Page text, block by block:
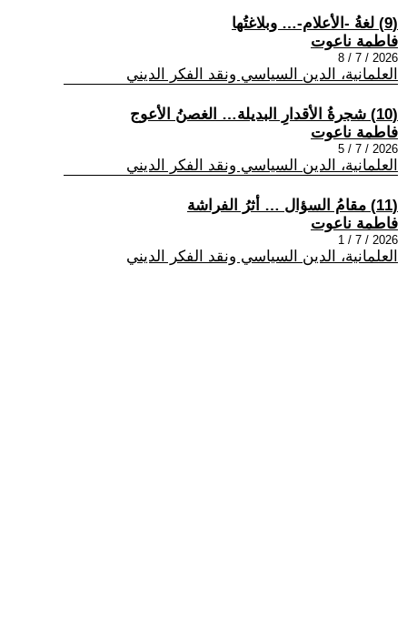
(9) لغةُ -الأعلام-… وبلاغتُها
فاطمة ناعوت
2026 / 7 / 8
العلمانية، الدين السياسي ونقد الفكر الديني
(10) شجرةُ الأقدارِ البديلة… الغصنُ الأعوج
فاطمة ناعوت
2026 / 7 / 5
العلمانية، الدين السياسي ونقد الفكر الديني
(11) مقامُ السؤال … أثرُ الفراشة
فاطمة ناعوت
2026 / 7 / 1
العلمانية، الدين السياسي ونقد الفكر الديني